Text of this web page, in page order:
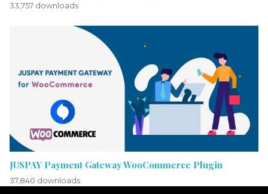
33,757 downloads
JUSPAY Payment Gateway WooCommerce Plugin
37,840 downloads